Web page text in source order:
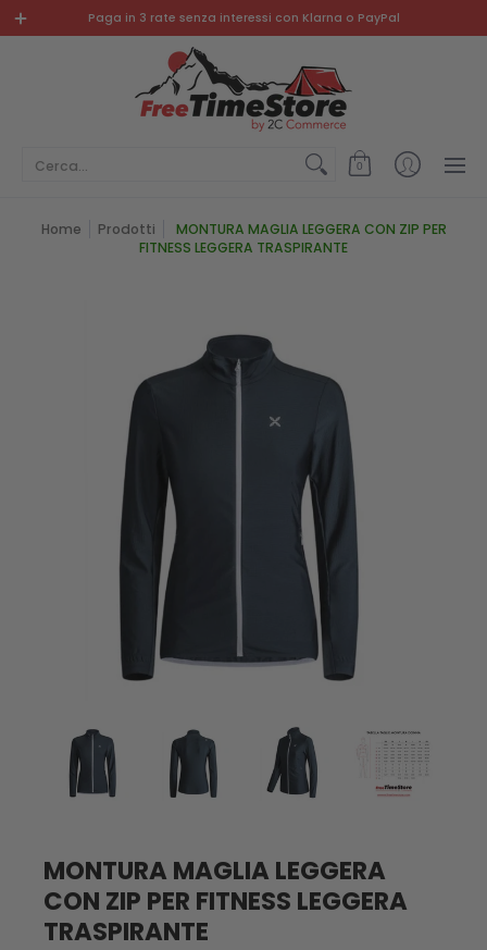
NUOVI ARRIVI ABBIGLIAMENTO E SCARPE
Paga in 3 rate senza interessi con Klarna o PayPal
Cerca...
0
Home Prodotti
MONTURA MAGLIA LEGGERA CON ZIP PER
FITNESS LEGGERA TRASPIRANTE
MONTURA MAGLIA LEGGERA
CON ZIP PER FITNESS LEGGERA
TRASPIRANTE